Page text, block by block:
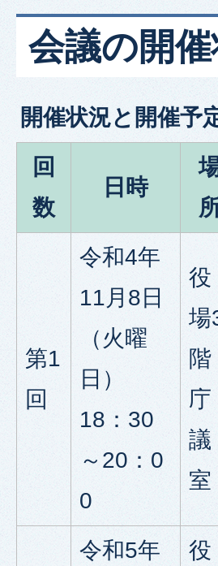
会議の開
開催状況と開催予
回
数
日時
第1
回
令和4年
11月8日
（火曜
日）
18：30
～20：0
0
役
場
階
庁
議
室
令和5年
役